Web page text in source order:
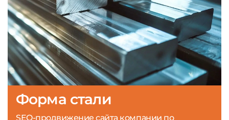
Форма стали
SEO-продвижение сайта компании по